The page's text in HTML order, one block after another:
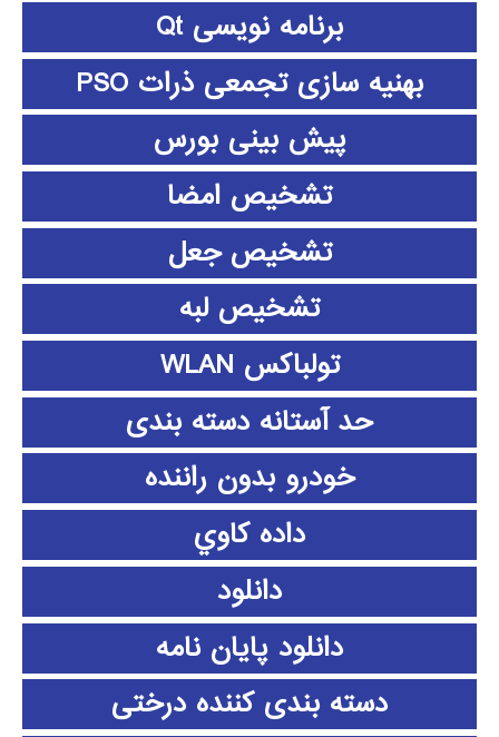
برنامه نویسی Qt
بهنیه سازی تجمعی ذرات PSO
پیش بینی بورس
تشخیص امضا
تشخیص جعل
تشخیص لبه
تولباکس WLAN
حد آستانه دسته بندی
خودرو بدون راننده
داده كاوي
دانلود
دانلود پايان نامه
دسته بندی کننده درختی